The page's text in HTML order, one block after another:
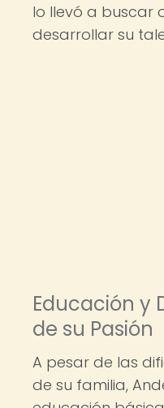
lo llevó a buscar
desarrollar su
Educación y
de su Pasión
A pesar de las
de su familia,